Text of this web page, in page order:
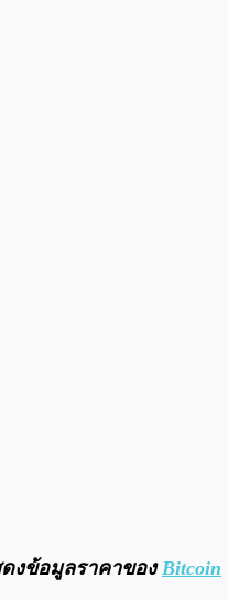
งข้อมูลราคาของBitcoin